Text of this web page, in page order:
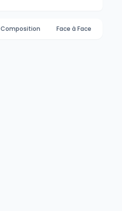
Composition Face à Face